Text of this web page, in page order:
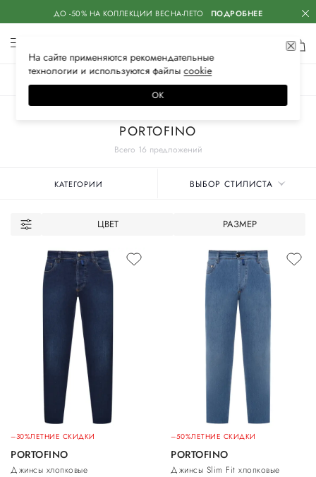
ДО -50% НА КОЛЛЕКЦИИ ВЕСНА-ЛЕТО ПОДРОБНЕЕ
Всего 16 предложений
PORTOFINO
КАТЕГОРИИ ВЫБОР СТИЛИСТА
ЦВЕТ РАЗМЕР
–30%ЛЕТНИЕ СКИДКИ
PORTOFINO
Джинсы хлопковые
–50%ЛЕТНИЕ СКИДКИ
PORTOFINO
Джинсы Slim Fit хлопковые
На сайте применяются рекомендательные
технологии и используются файлысооkiе
ОК